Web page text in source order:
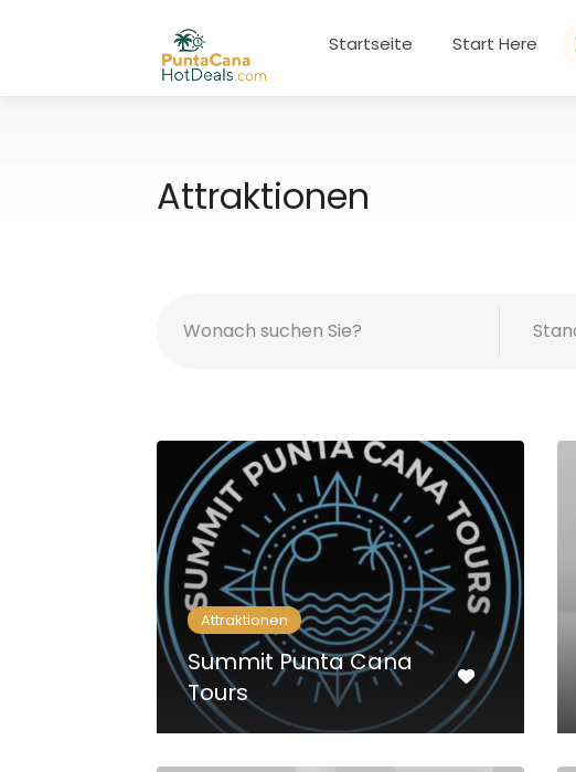
Startseite Start Here
Attraktionen
Attraktionen
Summit Punta Cana
Tours